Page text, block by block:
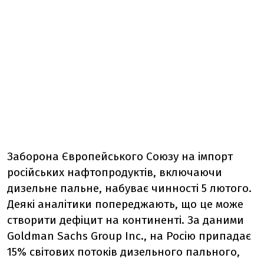
Заборона Європейського Союзу на імпорт
російських нафтопродуктів, включаючи
дизельне пальне, набуває чинності 5 лютого.
Деякі аналітики попереджають, що це може
створити дефіцит на континенті. За даними
Goldman Sachs Group Inc., на Росію припадає
15% світових потоків дизельного пального,